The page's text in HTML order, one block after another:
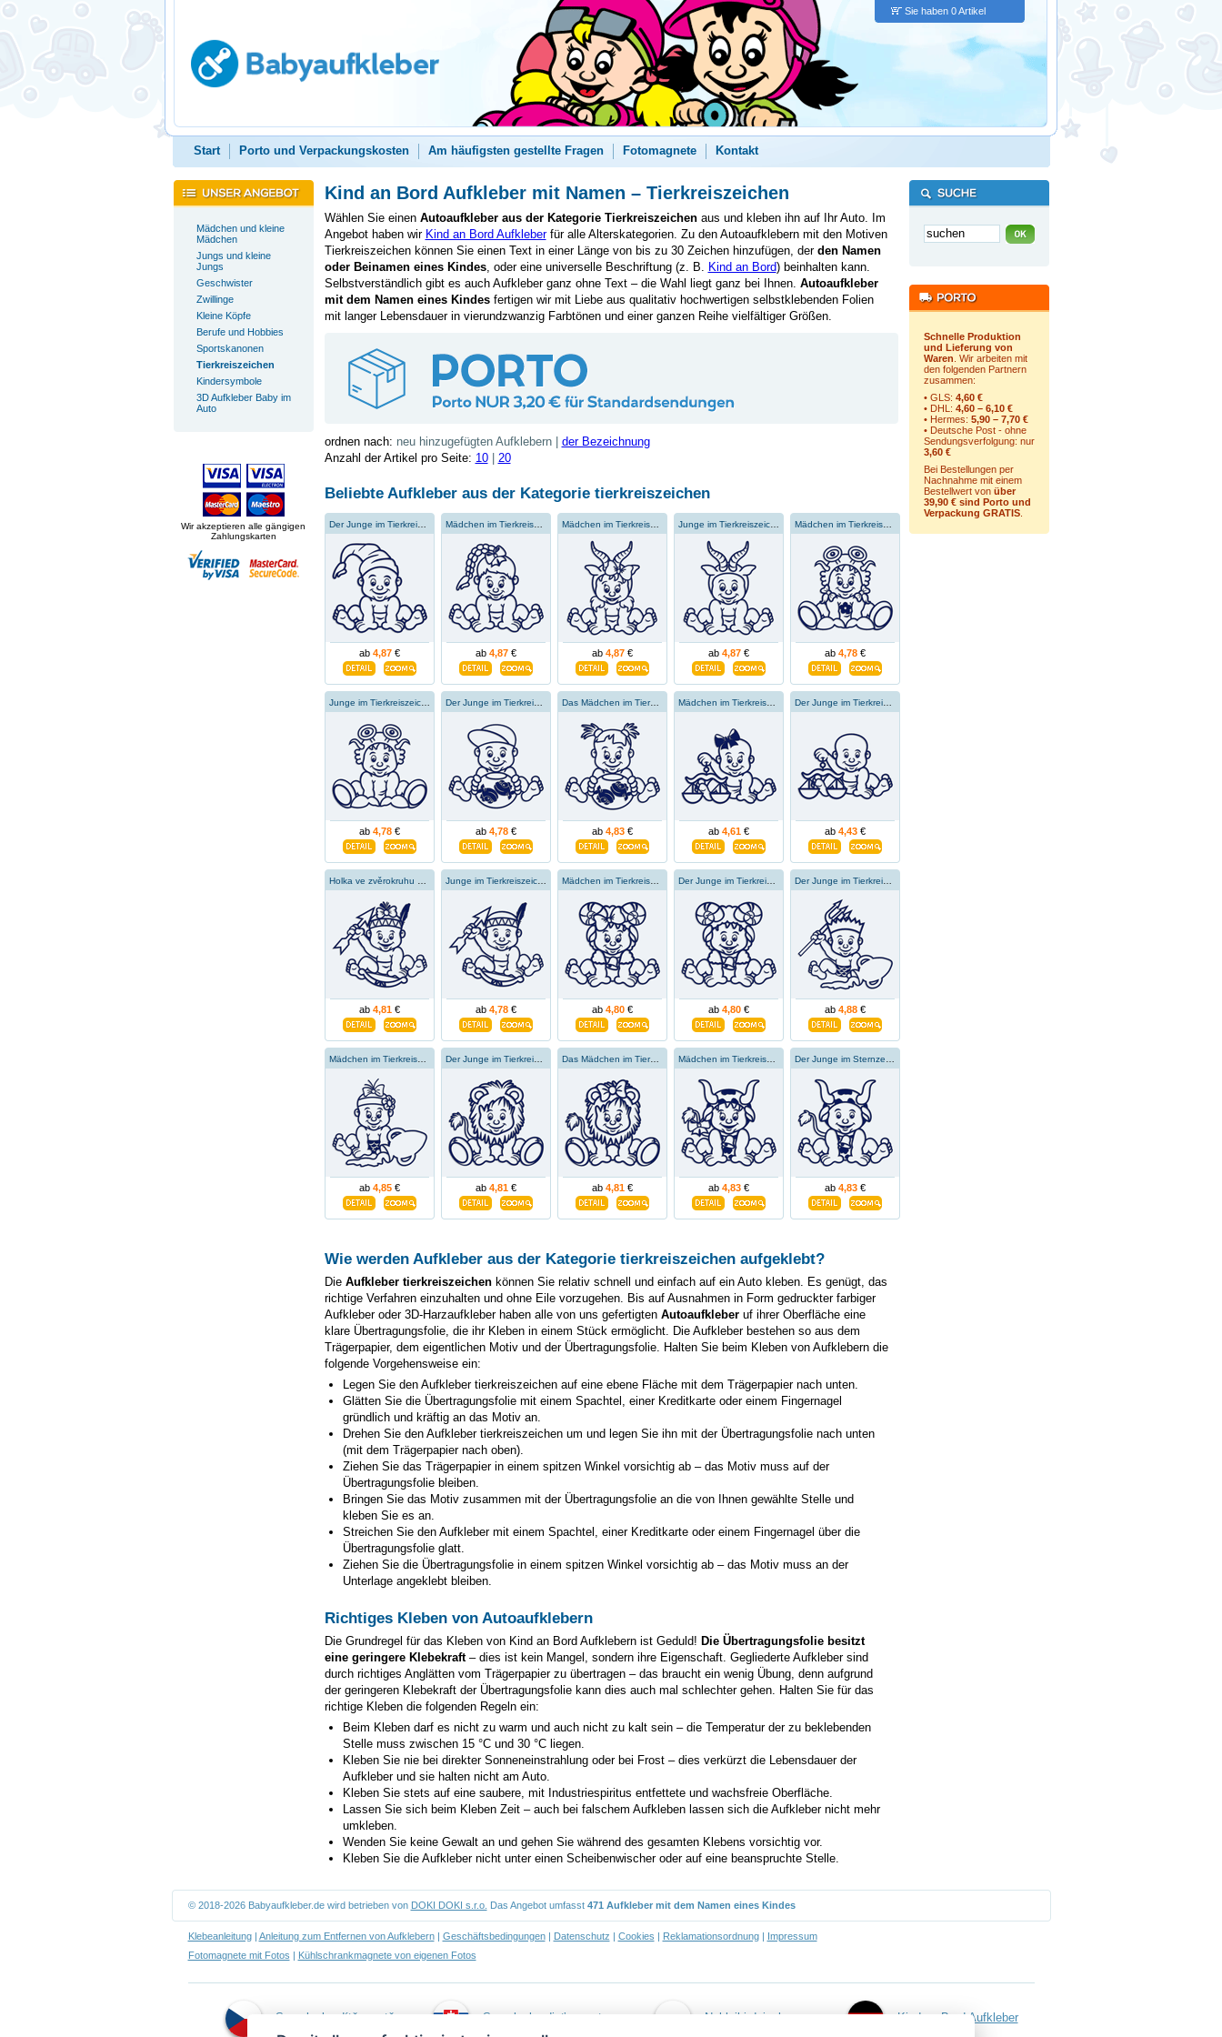
Sie haben 0 Artikel
Start Porto und Verpackungskosten Am häufigsten gestellte Fragen Fotomagnete Kontakt
Mädchen und kleine
Mädchen
Jungs und kleine
Jungs
Geschwister
Zwillinge
Kleine Köpfe
Berufe und Hobbies
Sportskanonen
Tierkreiszeichen
Kindersymbole
3D Aufkleber Baby im
Auto
Wir akzeptieren alle gängigen
Zahlungskarten
Kind an Bord Aufkleber mit Namen – Tierkreiszeichen
Wählen Sie einen Autoaufkleber aus der Kategorie Tierkreiszeichenaus und kleben ihn auf Ihr Auto. Im
Angebot haben wir Kind an Bord Aufkleberfür alle Alterskategorien. Zu den Autoaufklebern mit den Motiven
Tierkreiszeichen können Sie einen Text in einer Länge von bis zu 30 Zeichen hinzufügen, der den Namen
oder Beinamen eines Kindes, oder eine universelle Beschriftung (z. B. Kind an Bord) beinhalten kann.
Selbstverständlich gibt es auch Aufkleber ganz ohne Text – die Wahl liegt ganz bei Ihnen. Autoaufkleber
mit dem Namen eines Kindesfertigen wir mit Liebe aus qualitativ hochwertigen selbstklebenden Folien
mit langer Lebensdauer in vierundzwanzig Farbtönen und einer ganzen Reihe vielfältiger Größen.
ordnen nach: neu hinzugefügten Aufklebern | der Bezeichnung
Anzahl der Artikel pro Seite: 10| 20
Beliebte Aufkleber aus der Kategorie tierkreiszeichen
Der Junge im Tierkreiszeichen des Skorpions
ab 4,87€
Mädchen im Tierkreiszeichen Skorpion
ab 4,87€
Mädchen im Tierkreiszeichen Steinbock
ab 4,87€
Junge im Tierkreiszeichen Steinbock
ab 4,87€
Mädchen im Tierkreiszeichen Krebs
ab 4,78€
Junge im Tierkreiszeichen Krebs
ab 4,78€
Der Junge im Tierkreiszeichen der Fische
ab 4,78€
Das Mädchen im Tierkreiszeichen der Fische
ab 4,83€
Mädchen im Tierkreiszeichen der Waage
ab 4,61€
Der Junge im Tierkreiszeichen der Waage
ab 4,43€
ab 4,81€
Junge im Tierkreiszeichen des Schütze
ab 4,78€
Mädchen im Tierkreiszeichen Widder
ab 4,80€
Der Junge im Tierkreiszeichen des Widders
ab 4,80€
Der Junge im Tierkreiszeichen des Wassermanns
ab 4,88€
Mädchen im Tierkreiszeichen des Wassermanns
ab 4,85€
Der Junge im Tierkreiszeichen des Löwen
ab 4,81€
Das Mädchen im Tierkreiszeichen des Löwen
ab 4,81€
Mädchen im Tierkreiszeichen Stier
ab 4,83€ ab 4,83€
Wie werden Aufkleber aus der Kategorie tierkreiszeichenaufgeklebt?
Die Aufkleber tierkreiszeichenkönnen Sie relativ schnell und einfach auf ein Auto kleben. Es genügt, das
richtige Verfahren einzuhalten und ohne Eile vorzugehen. Bis auf Ausnahmen in Form gedruckter farbiger
Aufkleber oder 3D-Harzaufkleber haben alle von uns gefertigten Autoaufkleberuf ihrer Oberfläche eine
klare Übertragungsfolie, die ihr Kleben in einem Stück ermöglicht. Die Aufkleber bestehen so aus dem
Trägerpapier, dem eigentlichen Motiv und der Übertragungsfolie. Halten Sie beim Kleben von Aufklebern die
folgende Vorgehensweise ein:
Legen Sie den Aufkleber tierkreiszeichenauf eine ebene Fläche mit dem Trägerpapier nach unten.
Glätten Sie die Übertragungsfolie mit einem Spachtel, einer Kreditkarte oder einem Fingernagel
gründlich und kräftig an das Motiv an.
Drehen Sie den Aufkleber tierkreiszeichenum und legen Sie ihn mit der Übertragungsfolie nach unten
(mit dem Trägerpapier nach oben).
Ziehen Sie das Trägerpapier in einem spitzen Winkel vorsichtig ab – das Motiv muss auf der
Übertragungsfolie bleiben.
Bringen Sie das Motiv zusammen mit der Übertragungsfolie an die von Ihnen gewählte Stelle und
kleben Sie es an.
Streichen Sie den Aufkleber mit einem Spachtel, einer Kreditkarte oder einem Fingernagel über die
Übertragungsfolie glatt.
Ziehen Sie die Übertragungsfolie in einem spitzen Winkel vorsichtig ab – das Motiv muss an der
Unterlage angeklebt bleiben.
Richtiges Kleben von Autoaufklebern
Die Grundregel für das Kleben von Kind an Bord Aufklebern ist Geduld! Die Übertragungsfolie besitzt
eine geringere Klebekraft– dies ist kein Mangel, sondern ihre Eigenschaft. Gegliederte Aufkleber sind
durch richtiges Anglätten vom Trägerpapier zu übertragen – das braucht ein wenig Übung, denn aufgrund
der geringeren Klebekraft der Übertragungsfolie kann dies auch mal schlechter gehen. Halten Sie für das
richtige Kleben die folgenden Regeln ein:
Beim Kleben darf es nicht zu warm und auch nicht zu kalt sein – die Temperatur der zu beklebenden
Stelle muss zwischen 15 °C und 30 °C liegen.
Kleben Sie nie bei direkter Sonneneinstrahlung oder bei Frost – dies verkürzt die Lebensdauer der
Aufkleber und sie halten nicht am Auto.
Kleben Sie stets auf eine saubere, mit Industriespiritus entfettete und wachsfreie Oberfläche.
Lassen Sie sich beim Kleben Zeit – auch bei falschem Aufkleben lassen sich die Aufkleber nicht mehr
umkleben.
Wenden Sie keine Gewalt an und gehen Sie während des gesamten Klebens vorsichtig vor.
Kleben Sie die Aufkleber nicht unter einen Scheibenwischer oder auf eine beanspruchte Stelle.
Schnelle Produktion
und Lieferung von
Waren . Wir arbeiten mit
den folgenden Partnern
zusammen:
• GLS: 4,60 €
• DHL: 4,60 – 6,10 €
• Hermes: 5,90 – 7,70 €
• Deutsche Post - ohne
Sendungsverfolgung: nur
3,60 €
Bei Bestellungen per
Nachnahme mit einem
Bestellwert von über
39,90 € sind Porto und
Verpackung GRATIS.
© 2018-2026 Babyaufkleber.de wird betrieben von DOKI DOKI s.r.o. Das Angebot umfasst 471 Aufkleber mit dem Namen eines Kindes
Klebeanleitung| Anleitung zum Entfernen von Aufklebern| Geschäftsbedingungen| Datenschutz | Cookies | Reklamationsordnung| Impressum
Fotomagnete mit Fotos | Kühlschrankmagnete von eigenen Fotos
Samolepky dítě v autě Samolepky dieťa v aute Naklejki dziecko w Kind an Bord Aufkleber